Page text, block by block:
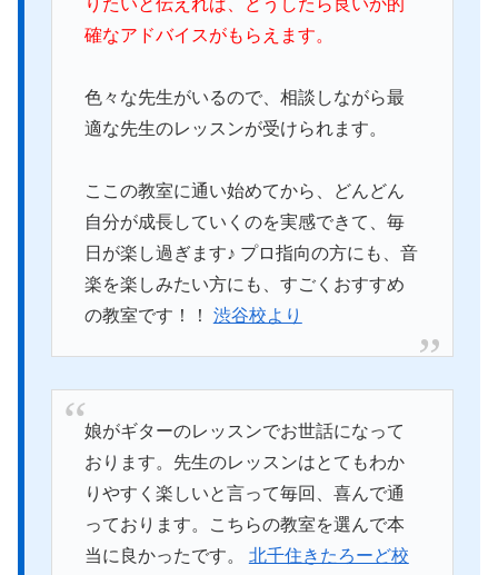
りたいと伝えれば、どうしたら良いか的
確なアドバイスがもらえます。
色々な先生がいるので、相談しながら最
適な先生のレッスンが受けられます。
ここの教室に通い始めてから、どんどん
自分が成長していくのを実感できて、毎
日が楽し過ぎます♪ プロ指向の方にも、音
楽を楽しみたい方にも、すごくおすすめ
の教室です！！ 渋谷校より
娘がギターのレッスンでお世話になって
おります。先生のレッスンはとてもわか
りやすく楽しいと言って毎回、喜んで通
っております。こちらの教室を選んで本
当に良かったです。 北千住きたろーど校